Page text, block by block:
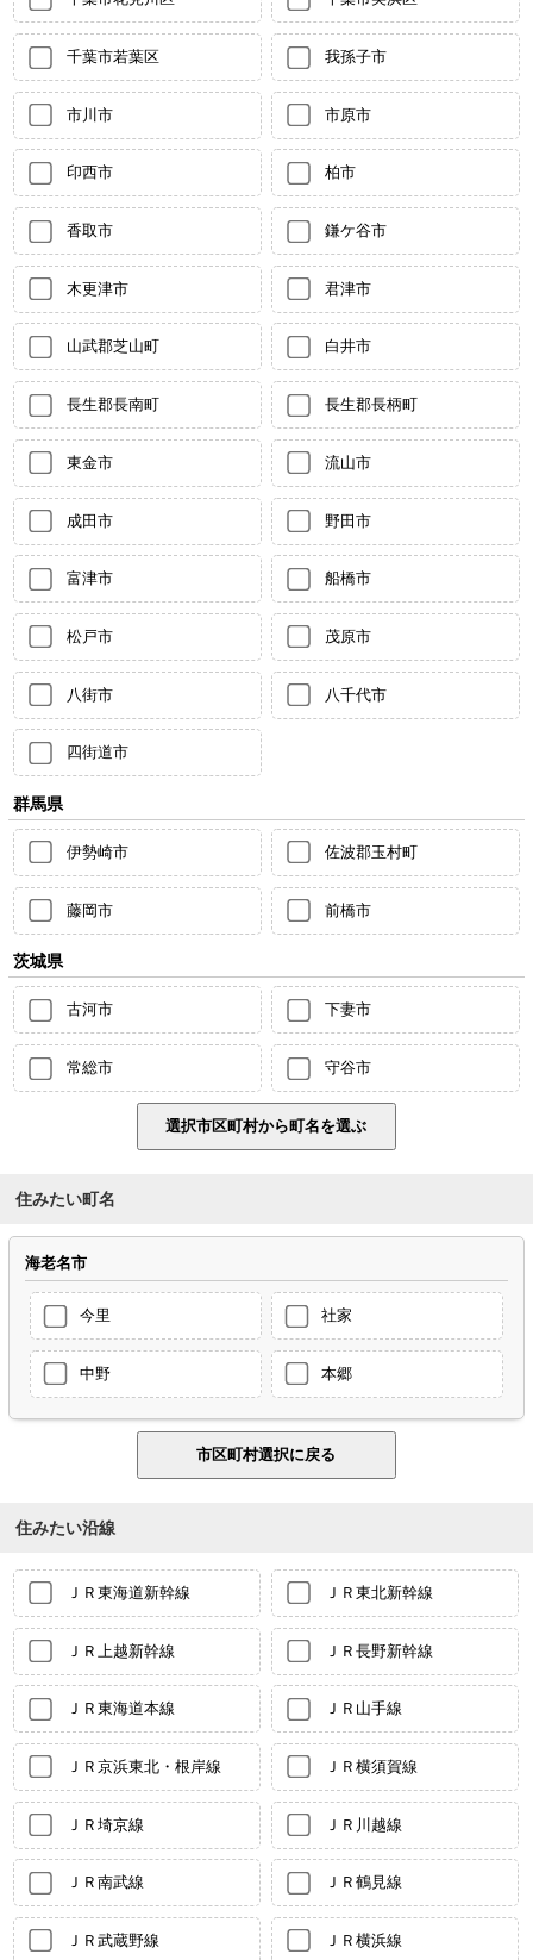
千葉市若葉区 我孫子市
市川市 市原市
印西市 柏市
香取市 鎌ケ谷市
木更津市 君津市
山武郡芝山町 白井市
長生郡長南町 長生郡長柄町
東金市 流山市
成田市 野田市
富津市 船橋市
松戸市 茂原市
八街市 八千代市
四街道市
群馬県
伊勢崎市 佐波郡玉村町
藤岡市 前橋市
茨城県
古河市 下妻市
常総市 守谷市
住みたい町名
海老名市
今里 社家
中野 本郷
住みたい沿線
ＪＲ東海道新幹線 ＪＲ東北新幹線
ＪＲ上越新幹線 ＪＲ長野新幹線
ＪＲ東海道本線 ＪＲ山手線
ＪＲ京浜東北・根岸線 ＪＲ横須賀線
ＪＲ埼京線 ＪＲ川越線
ＪＲ南武線 ＪＲ鶴見線
ＪＲ武蔵野線 ＪＲ横浜線